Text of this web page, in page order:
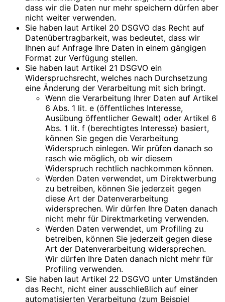
dass wir die Daten nur mehr speichern dürfen aber
nicht weiter verwenden.
Sie haben laut Artikel 20 DSGVO das Recht auf
Datenübertragbarkeit, was bedeutet, dass wir
Ihnen auf Anfrage Ihre Daten in einem gängigen
Format zur Verfügung stellen.
Sie haben laut Artikel 21 DSGVO ein
Widerspruchsrecht, welches nach Durchsetzung
eine Änderung der Verarbeitung mit sich bringt.
Wenn die Verarbeitung Ihrer Daten auf Artikel
6 Abs. 1 lit. e (öffentliches Interesse,
Ausübung öffentlicher Gewalt) oder Artikel 6
Abs. 1 lit. f (berechtigtes Interesse) basiert,
können Sie gegen die Verarbeitung
Widerspruch einlegen. Wir prüfen danach so
rasch wie möglich, ob wir diesem
Widerspruch rechtlich nachkommen können.
Werden Daten verwendet, um Direktwerbung
zu betreiben, können Sie jederzeit gegen
diese Art der Datenverarbeitung
widersprechen. Wir dürfen Ihre Daten danach
nicht mehr für Direktmarketing verwenden.
Werden Daten verwendet, um Profiling zu
betreiben, können Sie jederzeit gegen diese
Art der Datenverarbeitung widersprechen.
Wir dürfen Ihre Daten danach nicht mehr für
Profiling verwenden.
Sie haben laut Artikel 22 DSGVO unter Umständen
das Recht, nicht einer ausschließlich auf einer
automatisierten Verarbeitung (zum Beispiel